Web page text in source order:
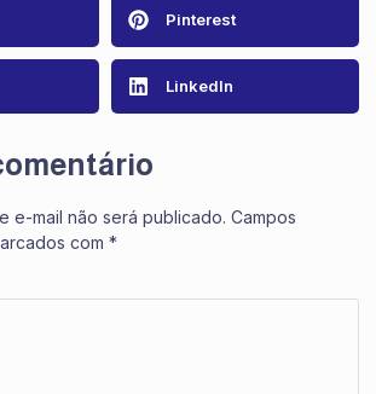
Pinterest
LinkedIn
e-mail não será publicado. Campos
com *